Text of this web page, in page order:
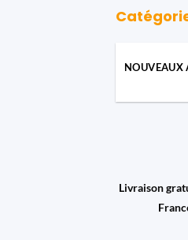
NOUVEAUX
Livraison